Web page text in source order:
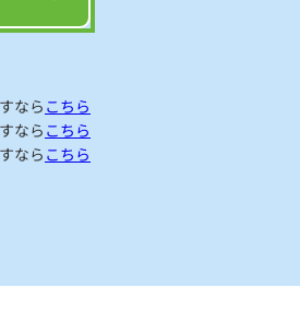
なら こちら
なら こちら
なら こちら